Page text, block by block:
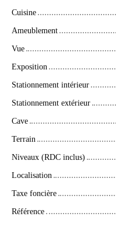
Cuisine
Ameublement
Vue
Exposition
Stationnement intérieur
Stationnement extérieur
Cave
Terrain
Niveaux (RDC inclus)
Localisation
Taxe foncière
Référence